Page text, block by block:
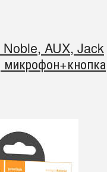
Noble, AUX, Jack